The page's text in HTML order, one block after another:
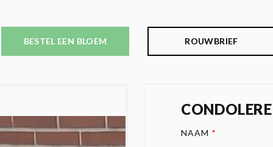
BESTEL EEN BLOEM ROUWBRIEF
NAAM *